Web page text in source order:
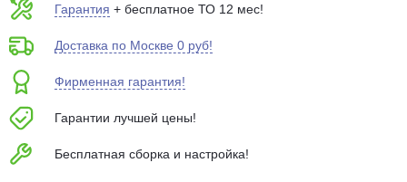
Гарантия + бесплатное ТО 12 мес!
Доставка по Москве 0 руб!
Фирменная гарантия!
Гарантии лучшей цены!
Бесплатная сборка и настройка!